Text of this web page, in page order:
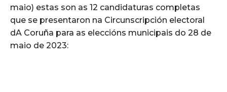
maio) estas son as 12 candidaturas completas
que se presentaron na Circunscripción electoral
dA Coruña para as eleccións municipais do 28 de
maio de 2023: